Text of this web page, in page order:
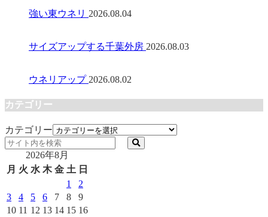
強い東ウネリ 2026.08.04
サイズアップする千葉外房 2026.08.03
ウネリアップ 2026.08.02
カテゴリー
カテゴリー
2026年8月
月 火 水 木 金 土 日
1
2
3
4 5 6 7 8
9
10 11 12 13 14 15 16